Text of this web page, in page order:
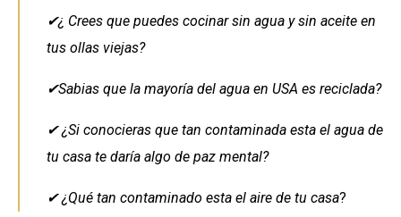
✔¿ Crees que puedes cocinar sin agua y sin aceite en
tus ollas viejas?
✔Sabias que la mayoría del agua en USA es reciclada?
✔ ¿Si conocieras que tan contaminada esta el agua de
tu casa te daría algo de paz mental?
✔ ¿Qué tan contaminado esta el aire de tu casa?